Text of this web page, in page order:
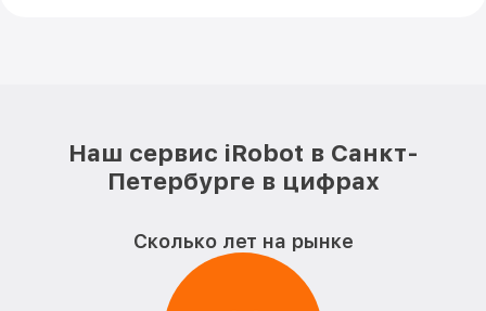
Наш сервис iRobot в Санкт-
Петербурге в цифрах
Сколько лет на рынке